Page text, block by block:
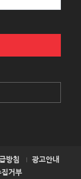
방침
광고안내
집거부